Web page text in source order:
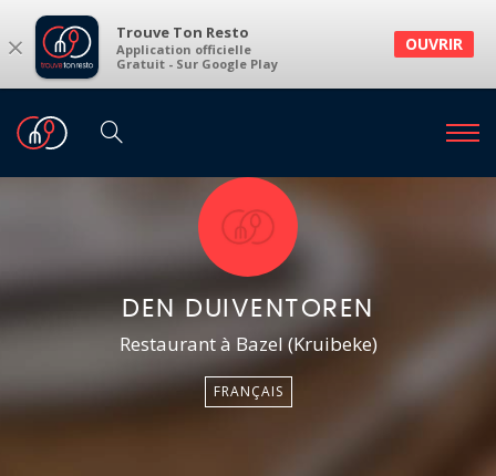
× Trouve Ton Resto
Application officielle
Gratuit - Sur Google Play
OUVRIR
DEN DUIVENTOREN
Restaurant à Bazel (Kruibeke)
FRANÇAIS